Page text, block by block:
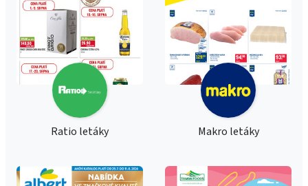
Ratio letáky Makro letáky